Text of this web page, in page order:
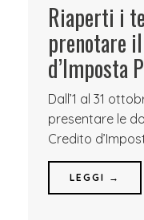
Riaperti i
prenotare
d’Imposta
Dall’1 al 31
presentare le
Credito
LEGGI →